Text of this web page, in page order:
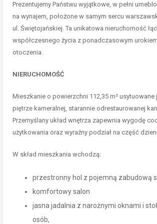
Prezentujemy Państwu wyjątkowe, w pełni
na wynajem, położone w samym sercu
ul. Świętojańskiej. Ta unikatowa nieruchomość
współczesnego życia z ponadczasowym
otoczenia.
NIERUCHOMOŚĆ
Mieszkanie o powierzchni 112,35 m² usytuowane
piętrze kameralnej, starannie odrestaurowanej
Przemyślany układ wnętrza zapewnia wygodę
użytkowania oraz wyraźny podział na część
W skład mieszkania wchodzą:
przestronny hol z pojemną zabudową
komfortowy salon
jasna jadalnia z narożnymi oknami i
osób,